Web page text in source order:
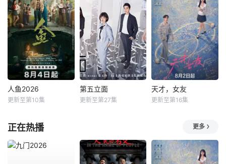
人鱼2026
更新至第10集
第五立面
更新至第27集
天才，女友
更新至第16集
正在热播 更多